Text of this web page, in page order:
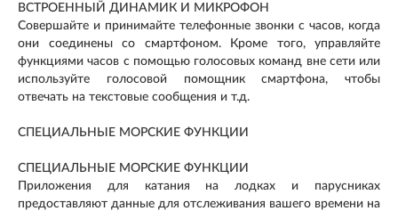
ВСТРОЕННЫЙ ДИНАМИК И МИКРОФОН
Совершайте и принимайте телефонные звонки с часов, когда
они соединены со смартфоном. Кроме того, управляйте
функциями часов с помощью голосовых команд вне сети или
используйте голосовой помощник смартфона, чтобы
отвечать на текстовые сообщения и т.д.
СПЕЦИАЛЬНЫЕ МОРСКИЕ ФУНКЦИИ
СПЕЦИАЛЬНЫЕ МОРСКИЕ ФУНКЦИИ
Приложения для катания на лодках и парусниках
предоставляют данные для отслеживания вашего времени на